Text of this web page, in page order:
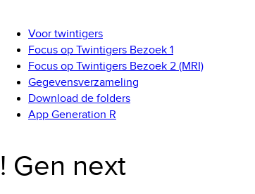
Voor twintigers
Focus op Twintigers Bezoek 1
Focus op Twintigers Bezoek 2 (MRI)
Gegevensverzameling
Download de folders
App Generation R
! Gen next